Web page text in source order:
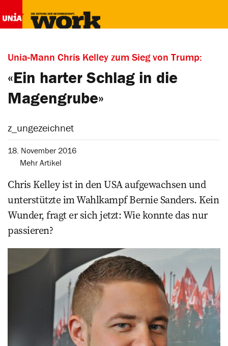
Unia-Mann Chris Kelley zum Sieg von Trump:
«Ein harter Schlag in die
Magengrube»
z_ungezeichnet
18. November 2016
Mehr Artikel
Chris Kelley ist in den USA aufgewachsen und
unterstützte im Wahlkampf Bernie Sanders. Kein
Wunder, fragt er sich jetzt: Wie konnte das nur
passieren?